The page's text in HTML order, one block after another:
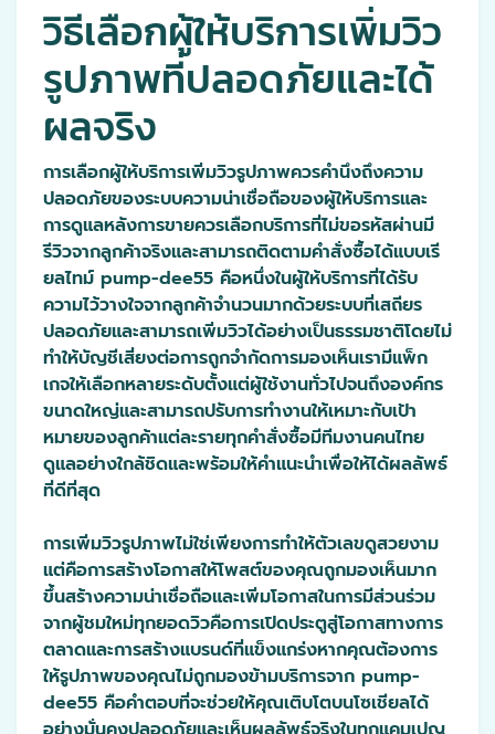
วิธีเลือกผู้ให้บริการเพิ่มวิว
รูปภาพที่ปลอดภัยและได้
ผลจริง
การเลือกผู้ให้บริการเพิ่มวิวรูปภาพควรคำนึงถึงความ
ปลอดภัยของระบบความน่าเชื่อถือของผู้ให้บริการและ
การดูแลหลังการขายควรเลือกบริการที่ไม่ขอรหัสผ่านมี
รีวิวจากลูกค้าจริงและสามารถติดตามคำสั่งซื้อได้แบบเรี
ยลไทม์ pump-dee55 คือหนึ่งในผู้ให้บริการที่ได้รับ
ความไว้วางใจจากลูกค้าจำนวนมากด้วยระบบที่เสถียร
ปลอดภัยและสามารถเพิ่มวิวได้อย่างเป็นธรรมชาติโดยไม่
ทำให้บัญชีเสี่ยงต่อการถูกจำกัดการมองเห็นเรามีแพ็ก
เกจให้เลือกหลายระดับตั้งแต่ผู้ใช้งานทั่วไปจนถึงองค์กร
ขนาดใหญ่และสามารถปรับการทำงานให้เหมาะกับเป้า
หมายของลูกค้าแต่ละรายทุกคำสั่งซื้อมีทีมงานคนไทย
ดูแลอย่างใกล้ชิดและพร้อมให้คำแนะนำเพื่อให้ได้ผลลัพธ์
ที่ดีที่สุด
การเพิ่มวิวรูปภาพไม่ใช่เพียงการทำให้ตัวเลขดูสวยงาม
แต่คือการสร้างโอกาสให้โพสต์ของคุณถูกมองเห็นมาก
ขึ้นสร้างความน่าเชื่อถือและเพิ่มโอกาสในการมีส่วนร่วม
จากผู้ชมใหม่ทุกยอดวิวคือการเปิดประตูสู่โอกาสทางการ
ตลาดและการสร้างแบรนด์ที่แข็งแกร่งหากคุณต้องการ
ให้รูปภาพของคุณไม่ถูกมองข้ามบริการจาก pump-
dee55 คือคำตอบที่จะช่วยให้คุณเติบโตบนโซเชียลได้